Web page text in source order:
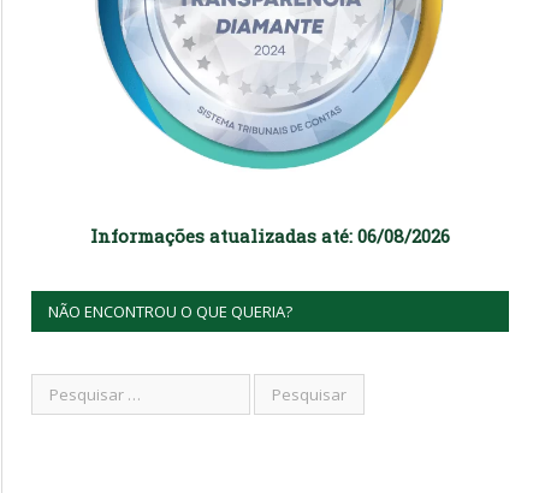
Informações atualizadas até: 06/08/2026
NÃO ENCONTROU O QUE QUERIA?